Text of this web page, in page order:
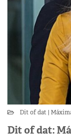
Dit of dat
Dit of dat: